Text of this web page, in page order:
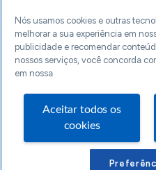
Nós usamos cookies e outras
melhorar a sua experiência em
publicidade e recomendar
nossos serviços, você concorda
em nossa
Aceitar todos os
cookies